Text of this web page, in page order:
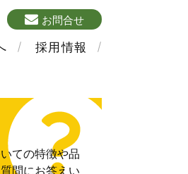
採用情報
mailform
お問合せ
ての特徴や品
問にお答えい